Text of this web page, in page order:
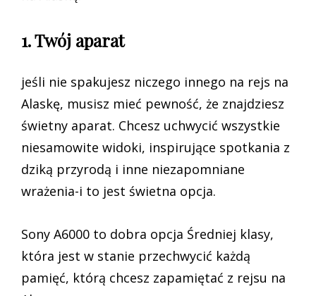
1. Twój aparat
jeśli nie spakujesz niczego innego na rejs na
Alaskę, musisz mieć pewność, że znajdziesz
świetny aparat. Chcesz uchwycić wszystkie
niesamowite widoki, inspirujące spotkania z
dziką przyrodą i inne niezapomniane
wrażenia-i to jest świetna opcja.
Sony A6000 to dobra opcja Średniej klasy,
która jest w stanie przechwycić każdą
pamięć, którą chcesz zapamiętać z rejsu na